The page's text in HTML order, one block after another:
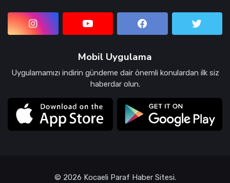
Mobil Uygulama
Uygulamamızı indirin gündeme dair önemli konulardan ilk siz
haberdar olun.
© 2026 Kocaeli Paraf Haber Sitesi.